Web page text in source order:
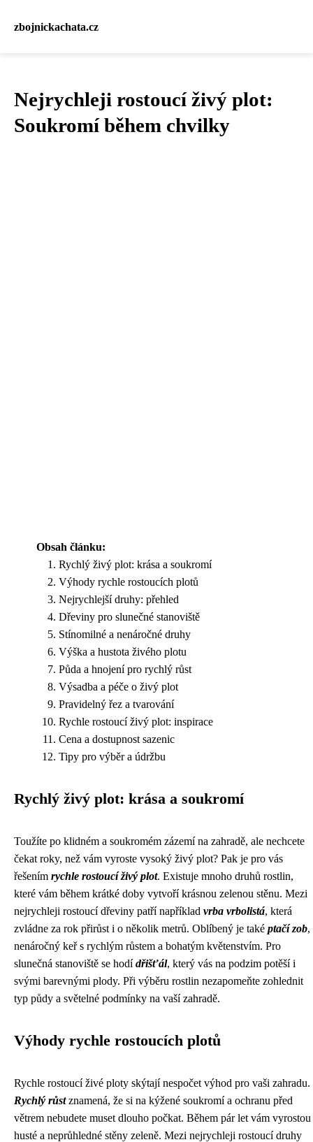
zbojnickachata.cz
Nejrychleji rostoucí živý plot:
Soukromí během chvilky
Obsah článku:
Rychlý živý plot: krása a soukromí
Výhody rychle rostoucích plotů
Nejrychlejší druhy: přehled
Dřeviny pro slunečné stanoviště
Stínomilné a nenáročné druhy
Výška a hustota živého plotu
Půda a hnojení pro rychlý růst
Výsadba a péče o živý plot
Pravidelný řez a tvarování
Rychle rostoucí živý plot: inspirace
Cena a dostupnost sazenic
Tipy pro výběr a údržbu
Rychlý živý plot: krása a soukromí
Toužíte po klidném a soukromém zázemí na zahradě, ale nechcete
čekat roky, než vám vyroste vysoký živý plot? Pak je pro vás
řešením rychle rostoucí živý plot. Existuje mnoho druhů rostlin,
které vám během krátké doby vytvoří krásnou zelenou stěnu. Mezi
nejrychleji rostoucí dřeviny patří například vrba vrbolistá, která
zvládne za rok přirůst i o několik metrů. Oblíbený je také ptačí zob,
nenáročný keř s rychlým růstem a bohatým květenstvím. Pro
slunečná stanoviště se hodídřišťál, který vás na podzim potěší i
svými barevnými plody. Při výběru rostlin nezapomeňte zohlednit
typ půdy a světelné podmínky na vaší zahradě.
Výhody rychle rostoucích plotů
Rychle rostoucí živé ploty skýtají nespočet výhod pro vaši zahradu.
Rychlý růstznamená, že si na kýžené soukromí a ochranu před
větrem nebudete muset dlouho počkat. Během pár let vám vyrostou
husté a neprůhledné stěny zeleně. Mezi nejrychleji rostoucí druhy